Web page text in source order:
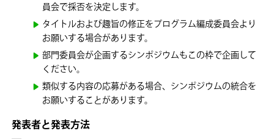
員会で採否を決定します。
タイトルおよび趣旨の修正をプログラム編成委員会より
お願いする場合があります。
部門委員会が企画するシンポジウムもこの枠で企画して
ください。
類似する内容の応募がある場合、シンポジウムの統合を
お願いすることがあります。
発表者と発表方法